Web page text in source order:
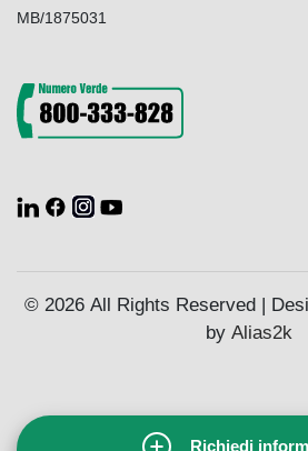
Richiedi
MB/1875031
© 2026 All Rights Reserved |
by Alias2k